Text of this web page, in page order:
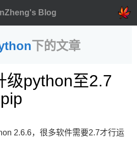
Blog
下的文章
级python至2.7
2.6.6，很多软件需要2.7才行运